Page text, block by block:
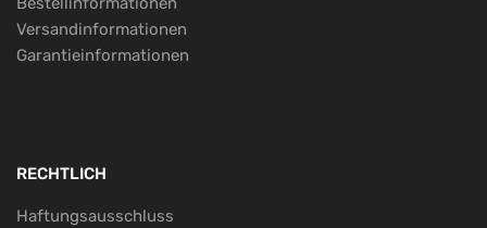
Versandinformationen
Garantieinformationen
RECHTLICH
Haftungsausschluss